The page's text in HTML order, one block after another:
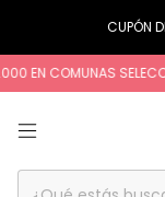
CUPÓN
EN COMUNAS